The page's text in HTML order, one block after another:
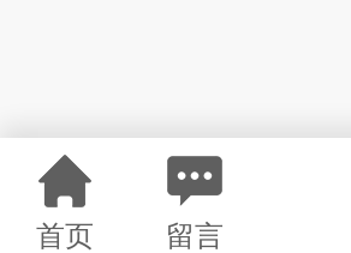
首页 留言